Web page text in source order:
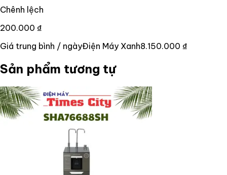
Chênh lệch
200.000 ₫
Giá trung bình / ngàyĐiện Máy Xanh8.150.000 ₫
Sản phẩm tương tự